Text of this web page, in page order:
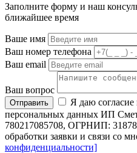
Заполните форму и наш
ближайшее время
Ваше имя
Ваш номер телефона
Ваш email
Ваш вопрос
Отправить
Я даю
персональных данных ИП
780217085708, ОГРНИП:
обработки заявки и связи со
конфиденциальности]